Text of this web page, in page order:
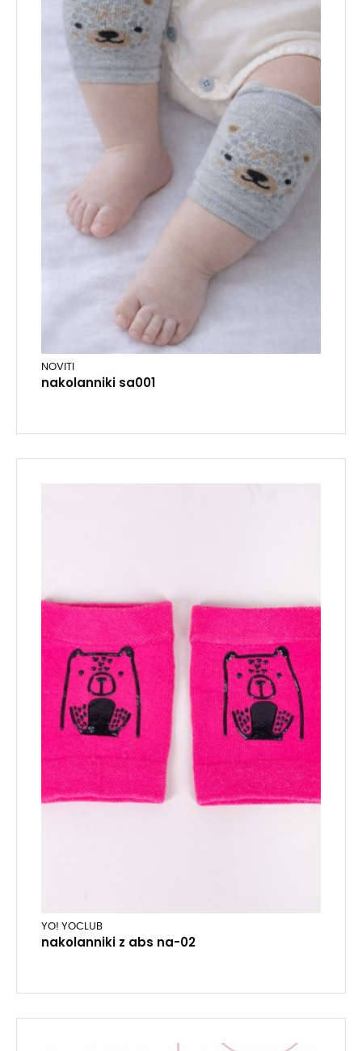
NOVITI
nakolanniki sa001
YO! YOCLUB
nakolanniki z abs na-02